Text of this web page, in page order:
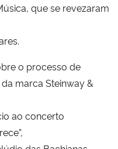
que se revezaram
o processo de
marca Steinway &
ao concerto